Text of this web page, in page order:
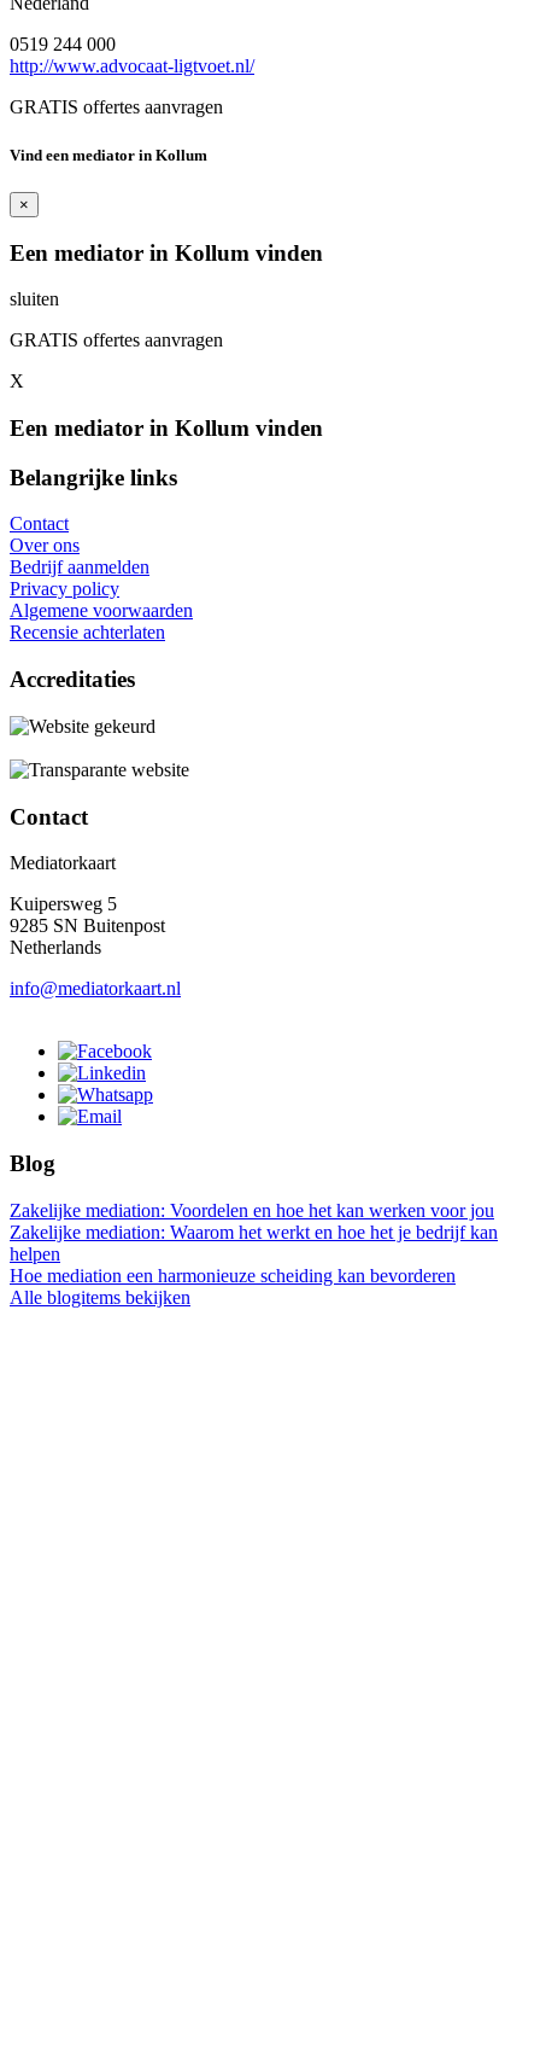
0519 244 000
http://www.advocaat-ligtvoet.nl/
GRATIS offertes aanvragen
Vind een mediator in Kollum
×
Een mediator in Kollum vinden
sluiten
GRATIS offertes aanvragen
X
Een mediator in Kollum vinden
Belangrijke links
Contact
Over ons
Bedrijf aanmelden
Privacy policy
Algemene voorwaarden
Recensie achterlaten
Accreditaties
Contact
Mediatorkaart
Kuipersweg 5
9285 SN Buitenpost
Netherlands
info@mediatorkaart.nl
Blog
Zakelijke mediation: Voordelen en hoe het kan werken voor jou
Zakelijke mediation: Waarom het werkt en hoe het je bedrijf kan
helpen
Hoe mediation een harmonieuze scheiding kan bevorderen
Alle blogitems bekijken